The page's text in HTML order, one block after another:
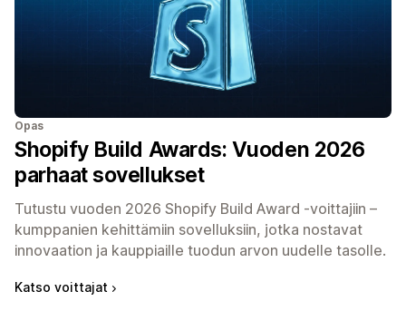
Opas
Shopify Build Awards: Vuoden 2026
parhaat sovellukset
Tutustu vuoden 2026 Shopify Build Award -voittajiin –
kumppanien kehittämiin sovelluksiin, jotka nostavat
innovaation ja kauppiaille tuodun arvon uudelle tasolle.
Katso voittajat